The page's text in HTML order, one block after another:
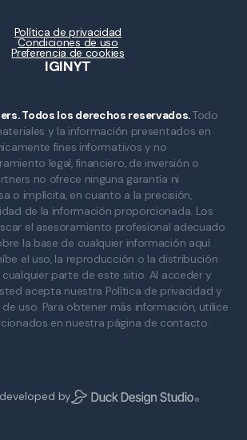
Política de privacidad
Condiciones de uso
Preferencia de cookies
IGINYT
Todos los derechos reservados.Todo
y la información presentados en
fines informativos y no
legal, financiero, de inversión o
no ofrece ninguna garantía ni
o implícita, en cuanto a la precisión,
de la información proporcionada. Los
el asesoramiento profesional adecuado
la base de cualquier información aquí
el uso, la reproducción o la distribución
parte de este sitio. Al acceder y
acepta nuestra Política de privacidad y
uso. Para obtener más información, utilice
en nuestra página de contacto.
by